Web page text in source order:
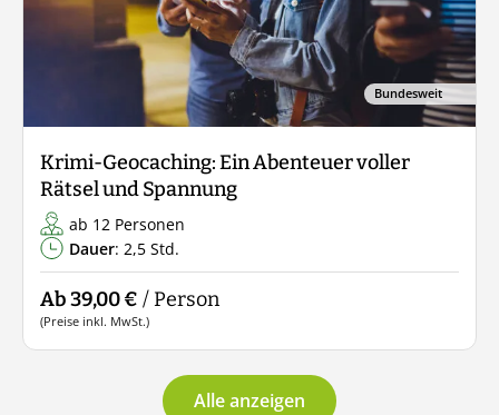
Bundesweit
Krimi-Geocaching: Ein Abenteuer voller
Rätsel und Spannung
ab 12 Personen
Dauer: 2,5 Std.
Ab 39,00 € / Person
(Preise inkl. MwSt.)
Alle anzeigen